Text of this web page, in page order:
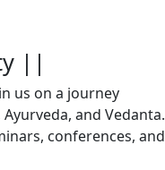
||
us on a journey
and Vedanta.
conferences, and